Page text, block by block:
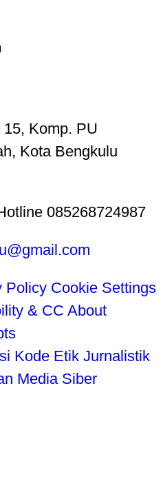
Komp. PU
Kota Bengkulu
085268724987
Policy Cookie Settings
& CC About
Kode Etik Jurnalistik
Media Siber